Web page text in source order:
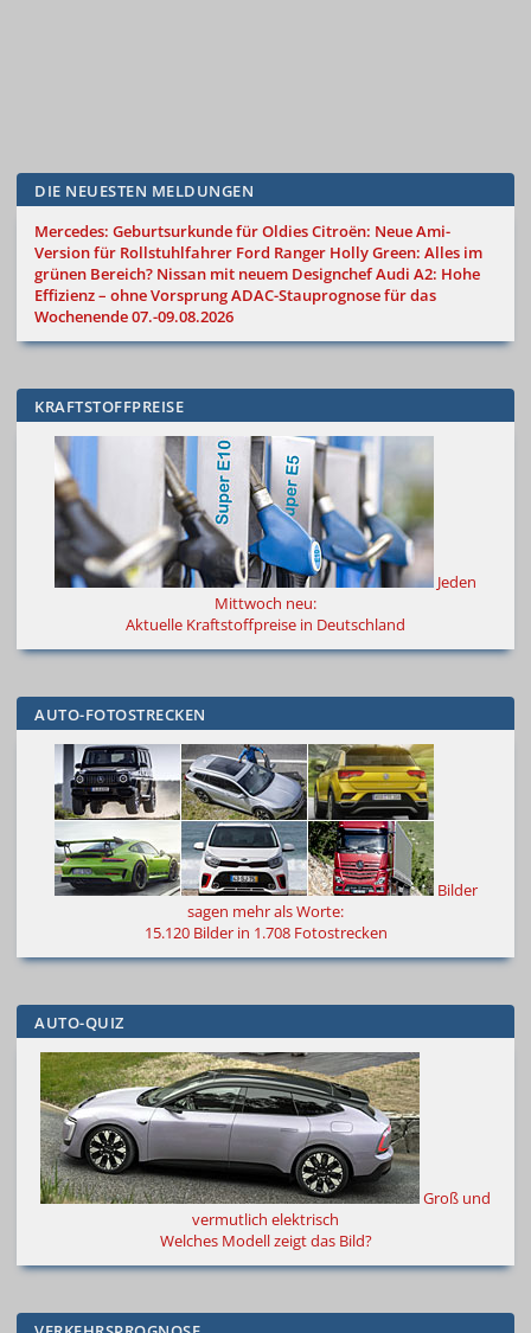
DIE NEUESTEN MELDUNGEN
Mercedes: Geburtsurkunde für OldiesCitroën: Neue Ami-
Version für Rollstuhlfahrer Ford Ranger Holly Green: Alles im
grünen Bereich? Nissan mit neuem DesignchefAudi A2: Hohe
Effizienz – ohne VorsprungADAC-Stauprognose für das
Wochenende 07.-09.08.2026
KRAFTSTOFFPREISE
Jeden
Mittwoch neu:
Aktuelle Kraftstoffpreise in Deutschland
AUTO-FOTOSTRECKEN
Bilder
sagen mehr als Worte:
15.120 Bilder in 1.708 Fotostrecken
AUTO-QUIZ
Groß und
vermutlich elektrisch
Welches Modell zeigt das Bild?